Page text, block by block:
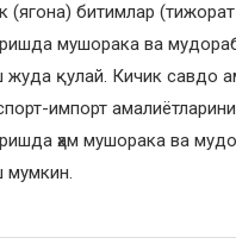
(ягона) битимлар
мушорака ва
қулай. Кичик савдо
импорт амалиётларини
ҳам мушорака ва
мумкин.